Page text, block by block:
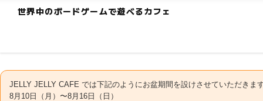
世界中のボードゲームで遊べるカフェ
JELLY JELLY CAFE では下記のようにお盆期間を設けさせていただきま
8月10日（月）〜8月16日（日）